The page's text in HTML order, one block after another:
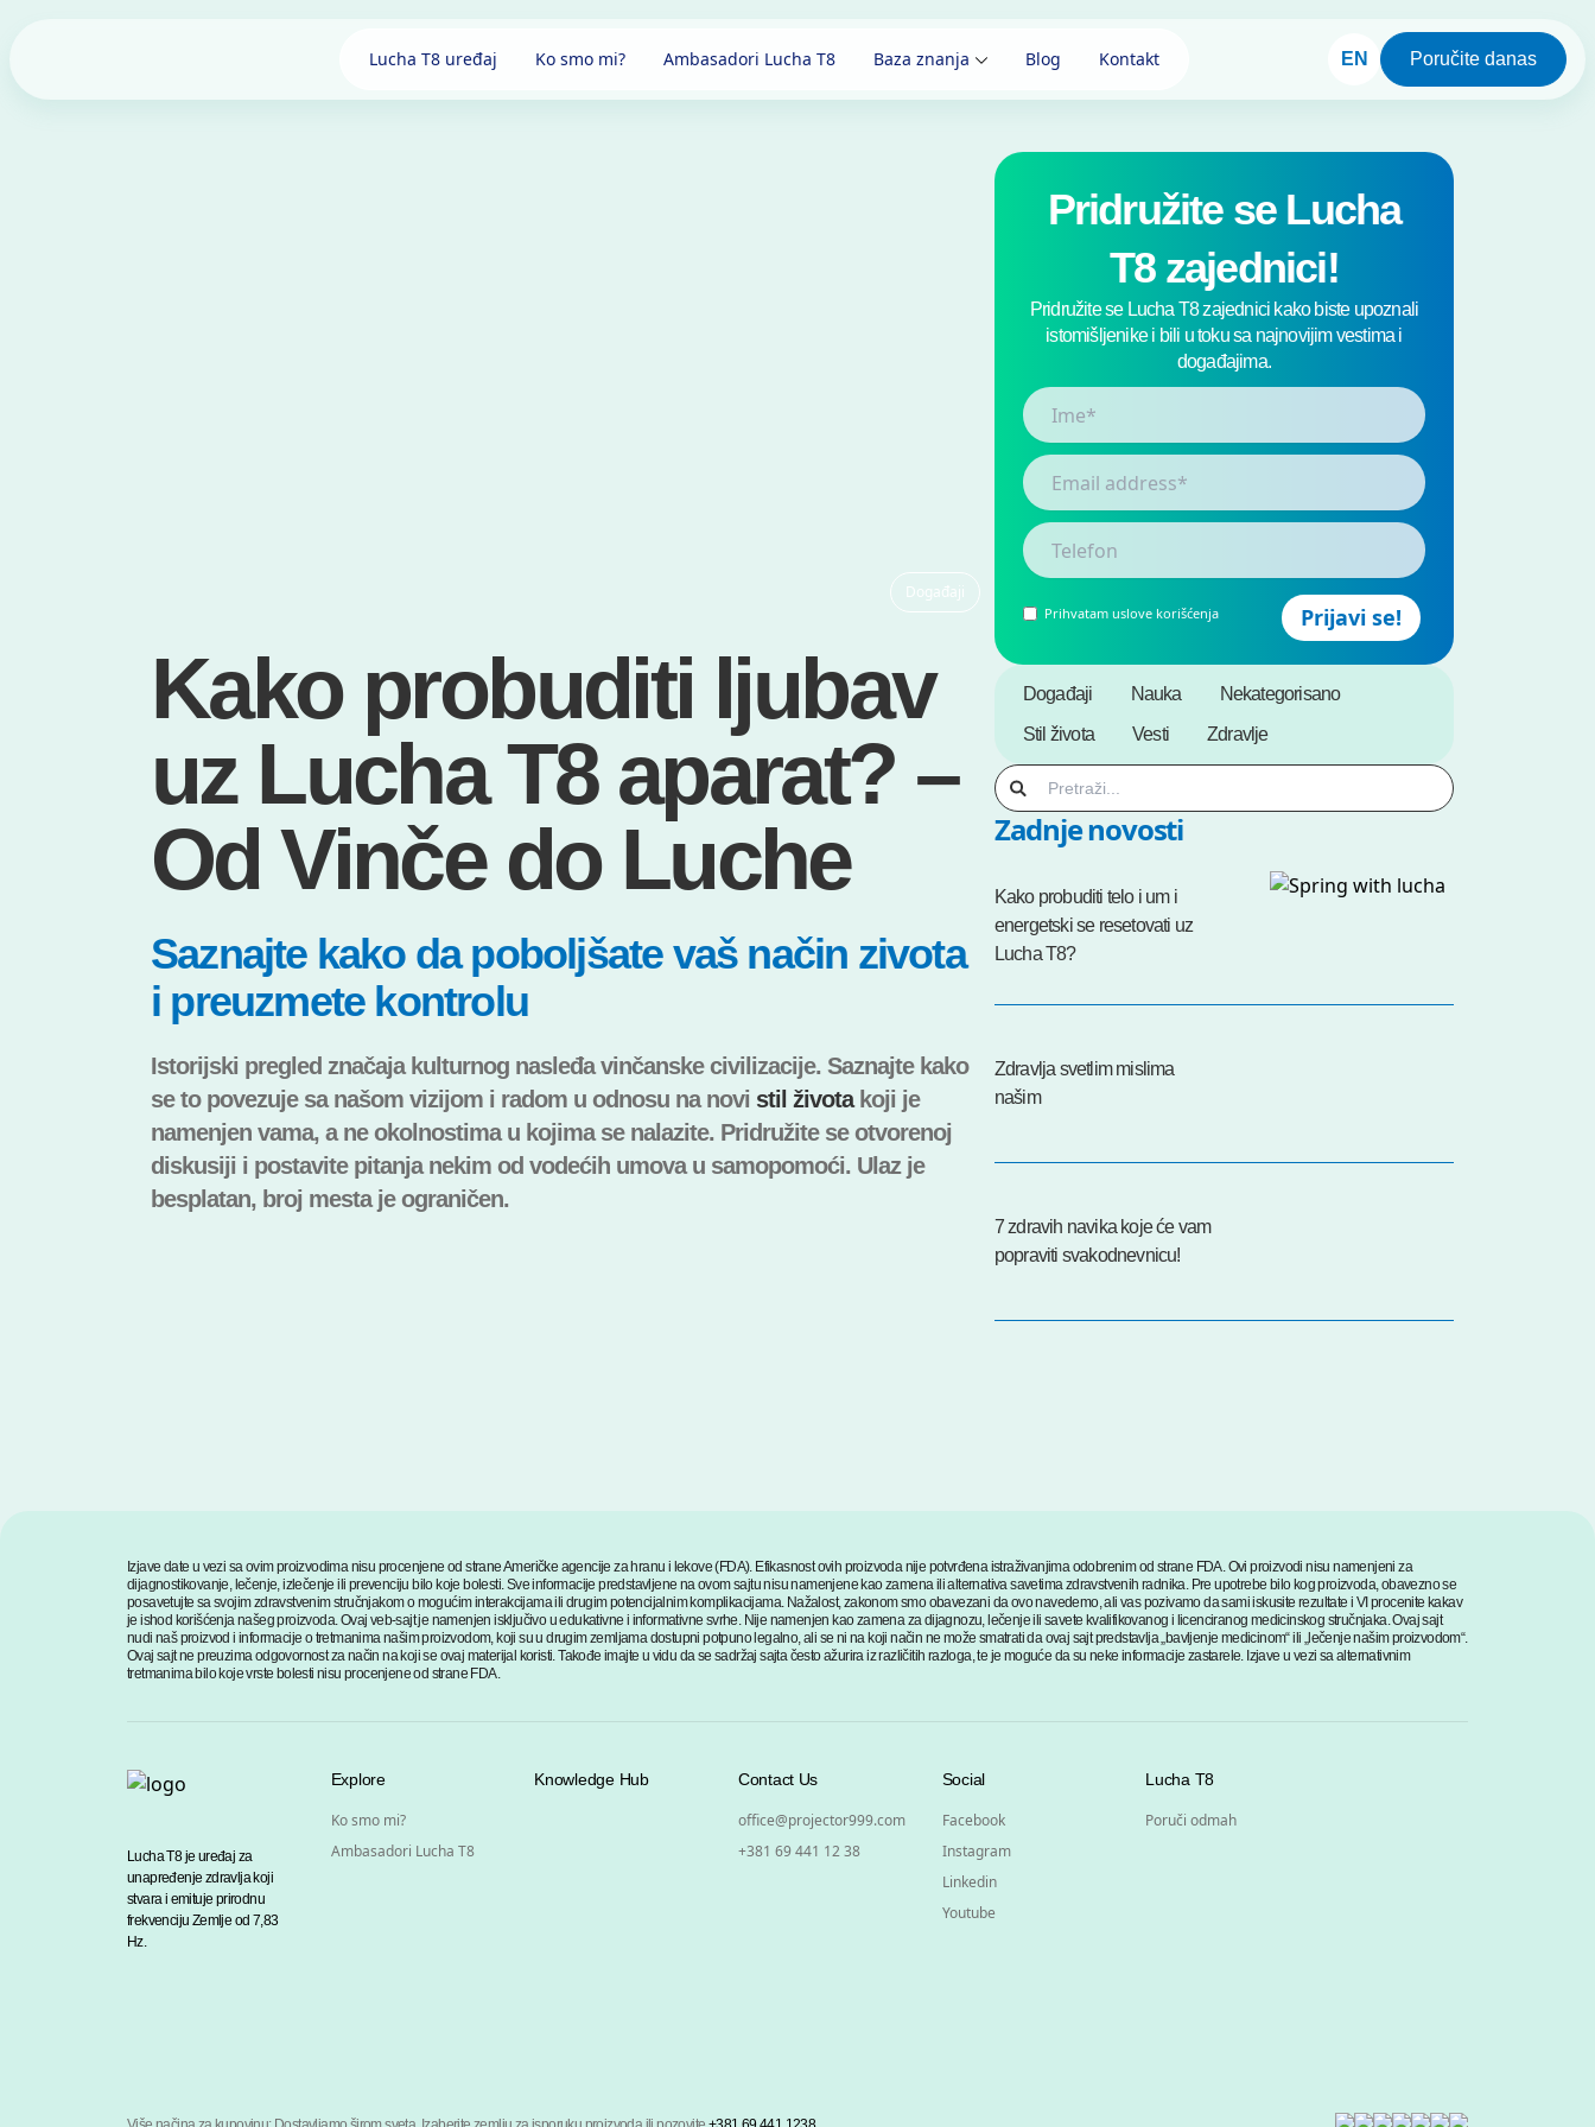
Lucha T8 uređaj Ko smo mi? Ambasadori Lucha T8 Baza znanja Blog Kontakt EN Poručite danas
Događaji
Kako probuditi ljubav
uz Lucha T8 aparat? –
Od Vinče do Luche
Saznajte kako da poboljšate vaš način zivota
i preuzmete kontrolu
Istorijski pregled značaja kulturnog nasleđa vinčanske civilizacije. Saznajte kako
se to povezuje sa našom vizijom i radom u odnosu na novi stil životakoji je
namenjen vama, a ne okolnostima u kojima se nalazite. Pridružite se otvorenoj
diskusiji i postavite pitanja nekim od vodećih umova u samopomoći. Ulaz je
besplatan, broj mesta je ograničen.
Pridružite se Lucha
T8 zajednici!
Pridružite se Lucha T8 zajednici kako biste upoznali
istomišljenike i bili u toku sa najnovijim vestima i
događajima.
Prihvatam uslove korišćenja
Događaji Nauka
Nekategorisano
Stil života
Vesti Zdravlje
Zadnje novosti
Kako probuditi telo i um i
energetski se resetovati uz
Lucha T8?
Zdravlja svetlim mislima
našim
7 zdravih navika koje će vam
popraviti svakodnevnicu!
Izjave date u vezi sa ovim proizvodima nisu procenjene od strane Američke agencije za hranu i lekove (FDA). Efikasnost ovih proizvoda nije potvrđena istraživanjima odobrenim od strane FDA. Ovi proizvodi nisu namenjeni za
dijagnostikovanje, lečenje, izlečenje ili prevenciju bilo koje bolesti. Sve informacije predstavljene na ovom sajtu nisu namenjene kao zamena ili alternativa savetima zdravstvenih radnika. Pre upotrebe bilo kog proizvoda, obavezno se
posavetujte sa svojim zdravstvenim stručnjakom o mogućim interakcijama ili drugim potencijalnim komplikacijama. Nažalost, zakonom smo obavezani da ovo navedemo, ali vas pozivamo da sami iskusite rezultate i VI procenite kakav
je ishod korišćenja našeg proizvoda. Ovaj veb-sajt je namenjen isključivo u edukativne i informativne svrhe. Nije namenjen kao zamena za dijagnozu, lečenje ili savete kvalifikovanog i licenciranog medicinskog stručnjaka. Ovaj sajt
nudi naš proizvod i informacije o tretmanima našim proizvodom, koji su u drugim zemljama dostupni potpuno legalno, ali se ni na koji način ne može smatrati da ovaj sajt predstavlja „bavljenje medicinom“ ili „lečenje našim proizvodom“.
Ovaj sajt ne preuzima odgovornost za način na koji se ovaj materijal koristi. Takođe imajte u vidu da se sadržaj sajta često ažurira iz različitih razloga, te je moguće da su neke informacije zastarele. Izjave u vezi sa alternativnim
tretmanima bilo koje vrste bolesti nisu procenjene od strane FDA.
Lucha T8 je uređaj za
unapređenje zdravlja koji
stvara i emituje prirodnu
frekvenciju Zemlje od 7,83
Hz.
Explore
Ko smo mi?
Ambasadori Lucha T8
Knowledge Hub Contact Us
office@projector999.com
+381 69 441 12 38
Social
Facebook
Instagram
Linkedin
Youtube
Lucha T8
Poruči odmah